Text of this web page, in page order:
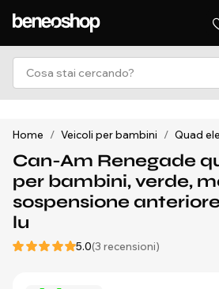
Home / Veicoli per bambini / Quad
Can-Am Renegade
per bambini, verde,
sospensione
lu
5.0(3 recensioni)